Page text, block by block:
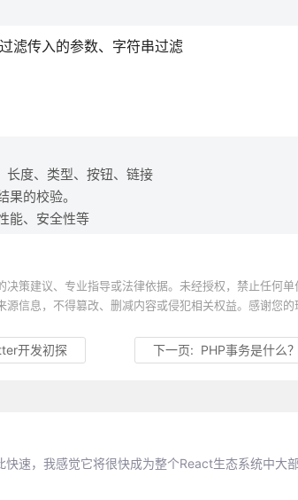
滤传入的参数、字符串过滤
长度、类型、按钮、链接
的校验。
能、安全性等
策建议、专业指导或法律依据。未经授权，禁止任何
信息，不得篡改、删减内容或侵犯相关权益。感谢您的
开发初探 下一页: PHP事务是什么？
速，我感觉它将很快成为整个React生态系统中大